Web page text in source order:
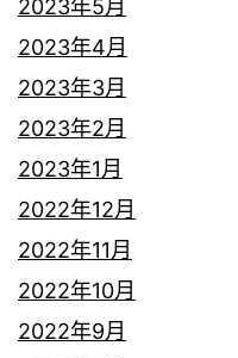
2023年5月
2023年4月
2023年3月
2023年2月
2023年1月
2022年12月
2022年11月
2022年10月
2022年9月